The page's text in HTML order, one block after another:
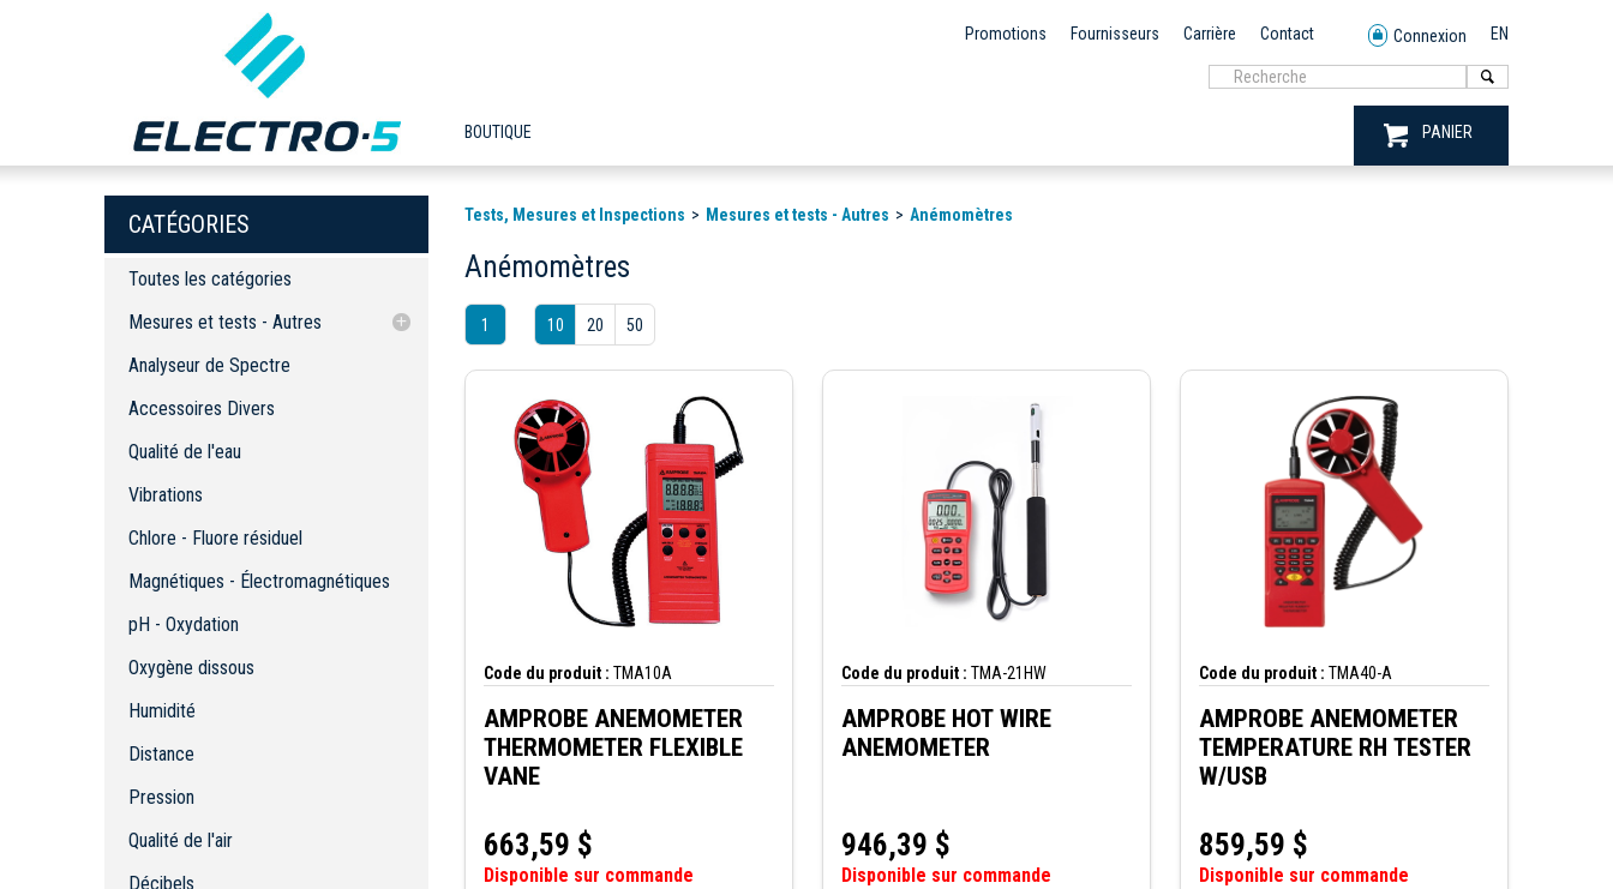
Promotions Fournisseurs Carrière Contact Connexion EN
BOUTIQUE PANIER
CATÉGORIES
Toutes les catégories
Mesures et tests - Autres
Analyseur de Spectre
Vibrations
Chlore - Fluore résiduel
pH - Oxydation
Oxygène dissous
Distance
Pression
Qualité de l'air
Gaz
DATA & Communications
Ordre de phases - Rotation moteur
Analyseur de Spectre
Accessoires Divers
Qualité de l'eau
Vibrations
Chlore - Fluore résiduel
Magnétiques - Électromagnétiques
pH - Oxydation
Oxygène dissous
Humidité
Distance
Pression
Qualité de l'air
Décibels
Tests, Mesures et Inspections Mesures et tests - Autres Anémomètres
Anémomètres
1 10 20 50
Code du produit : TMA10A
AMPROBE ANEMOMETER
THERMOMETER FLEXIBLE
VANE
663,59 $
Disponible sur commande
Code du produit : TMA-21HW
AMPROBE HOT WIRE
ANEMOMETER
946,39 $
Disponible sur commande
Code du produit : TMA40-A
AMPROBE ANEMOMETER
TEMPERATURE RH TESTER
W/USB
859,59 $
Disponible sur commande